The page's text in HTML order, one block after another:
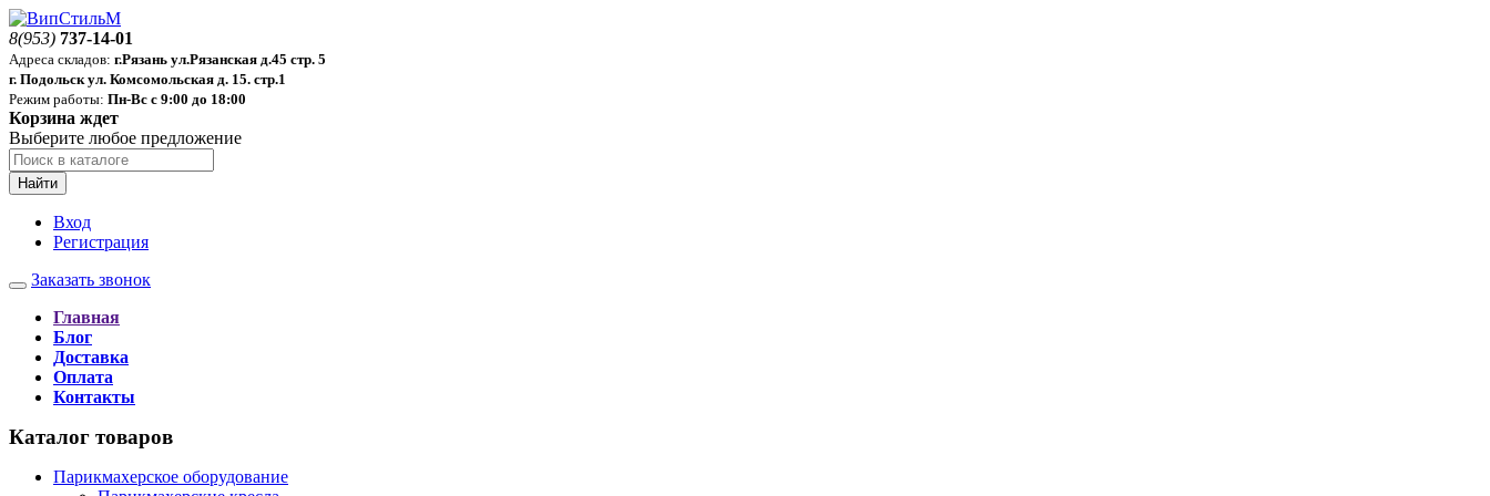
8(953) 737-14-01
Адреса складов: г.Рязань ул.Рязанская д.45 стр. 5
г. Подольск ул. Комсомольская д. 15. стр.1
Режим работы: Пн-Вс с 9:00 до 18:00
Корзина ждет
Выберите любое предложение
Найти
Вход
Регистрация
Заказать звонок
Главная
Блог
Доставка
Оплата
Контакты
Каталог товаров
Парикмахерское оборудование